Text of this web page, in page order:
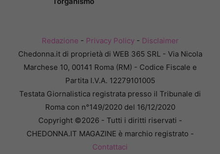
Redazione - Privacy Policy- Disclaimer
Chedonna.it di proprietà di WEB 365 SRL - Via Nicola
Marchese 10, 00141 Roma (RM) - Codice Fiscale e
Partita I.V.A. 12279101005
Testata Giornalistica registrata presso il Tribunale di
Roma con n°149/2020 del 16/12/2020
Copyright ©2026 - Tutti i diritti riservati -
CHEDONNA.IT MAGAZINE è marchio registrato -
Contattaci